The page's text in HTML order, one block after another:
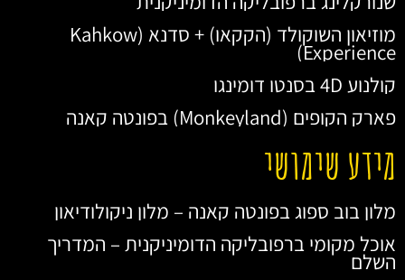
מוזיאון השוקולד (הקקאו) + סדנא (Kahkow
Experience)
קולנוע 4D בסנטו דומינגו
פארק הקופים (Monkeyland) בפונטה קאנה
מידע שימושי
מלון בוב ספוג בפונטה קאנה – מלון ניקולודיאון
אוכל מקומי ברפובליקה הדומיניקנית – המדריך
השלם